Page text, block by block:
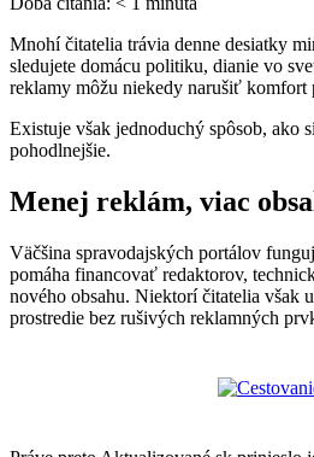
Mnohí čitatelia trávia denne desiatky
sledujete domácu politiku, dianie vo
reklamy môžu niekedy narušiť komfort
Existuje však jednoduchý spôsob, ako
pohodlnejšie.
Menej reklám, viac
Väčšina spravodajských portálov
pomáha financovať redaktorov,
nového obsahu. Niektorí čitatelia však
prostredie bez rušivých reklamných